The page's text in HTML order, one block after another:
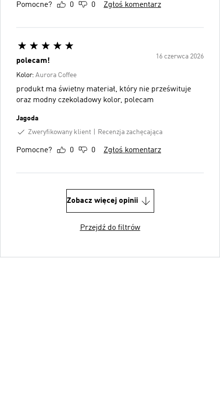
Pomocne? 0 0 Zgłoś komentarz
16 czerwca 2026
polecam!
Kolor: Aurora Coffee
produkt ma świetny materiał, który nie prześwituje
oraz modny czekoladowy kolor, polecam
Jagoda
Zweryfikowany klient
Recenzja zachęcająca
Pomocne? 0 0 Zgłoś komentarz
Zobacz więcej opinii
Przejdź do filtrów